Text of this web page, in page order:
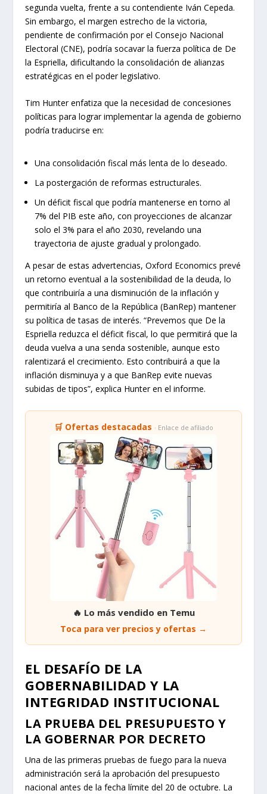
segunda vuelta, frente a su contendiente Iván Cepeda.
Sin embargo, el margen estrecho de la victoria,
pendiente de confirmación por el Consejo Nacional
Electoral (CNE), podría socavar la fuerza política de De
la Espriella, dificultando la consolidación de alianzas
estratégicas en el poder legislativo.
Tim Hunter enfatiza que la necesidad de concesiones
políticas para lograr implementar la agenda de gobierno
podría traducirse en:
Una consolidación fiscal más lenta de lo deseado.
La postergación de reformas estructurales.
Un déficit fiscal que podría mantenerse en torno al
7% del PIB este año, con proyecciones de alcanzar
solo el 3% para el año 2030, revelando una
trayectoria de ajuste gradual y prolongado.
A pesar de estas advertencias, Oxford Economics prevé
un retorno eventual a la sostenibilidad de la deuda, lo
que contribuiría a una disminución de la inflación y
permitiría al Banco de la República (BanRep) mantener
su política de tasas de interés. “Prevemos que De la
Espriella reduzca el déficit fiscal, lo que permitirá que la
deuda vuelva a una senda sostenible, aunque esto
ralentizará el crecimiento. Esto contribuirá a que la
inflación disminuya y a que BanRep evite nuevas
subidas de tipos”, explica Hunter en el informe.
🛒 Ofertas destacadas · Enlace de afiliado
🔥 Lo más vendido en Temu
Toca para ver precios y ofertas →
EL DESAFÍO DE LA
GOBERNABILIDAD Y LA
INTEGRIDAD INSTITUCIONAL
LA PRUEBA DEL PRESUPUESTO Y
LA GOBERNAR POR DECRETO
Una de las primeras pruebas de fuego para la nueva
administración será la aprobación del presupuesto
nacional antes de la fecha límite del 20 de octubre. La